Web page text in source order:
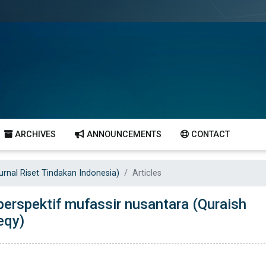
ARCHIVES ANNOUNCEMENTS CONTACT
Riset Tindakan Indonesia) Articles
mufassir nusantara (Quraish